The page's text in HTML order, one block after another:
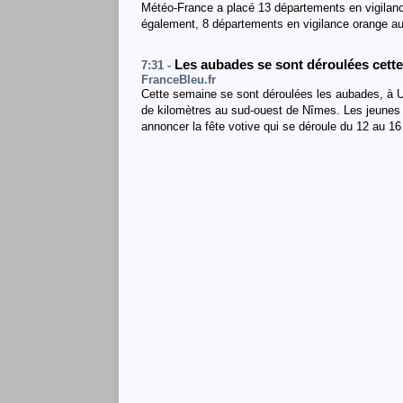
Météo-France a placé 13 départements en
également, 8 départements en vigilance orange
7:31 - Les aubades se sont déroulées
FranceBleu.fr
Cette semaine se sont déroulées les aubades, à
de kilomètres au sud-ouest de Nîmes. Les
annoncer la fête votive qui se déroule du 12 au